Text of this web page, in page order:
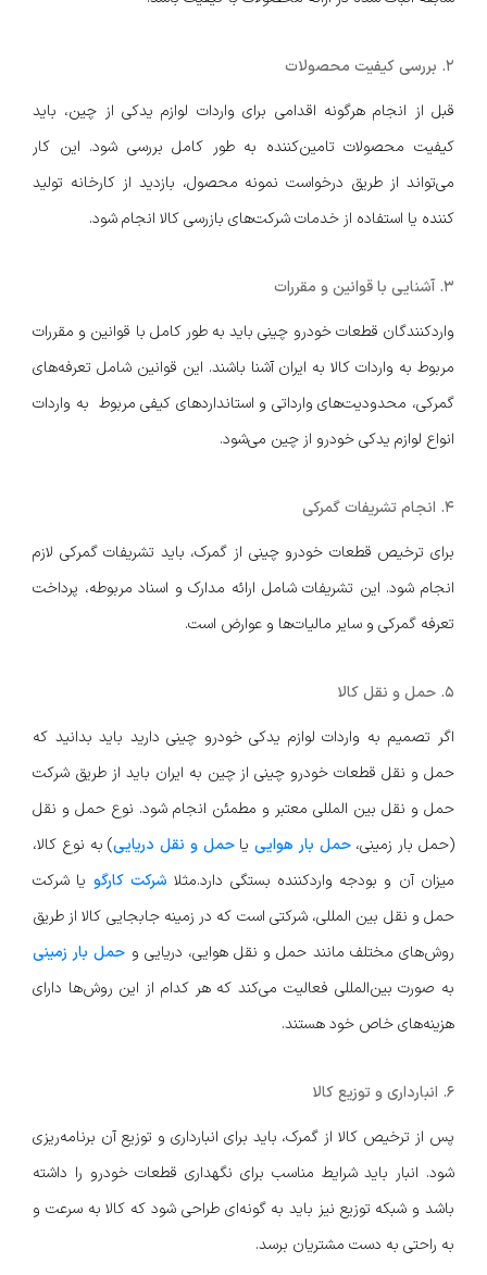
2. بررسی کیفیت محصولات
قبل از انجام هرگونه اقدامی برای واردات لوازم یدکی از چین، باید
کیفیت محصولات تامین‌کننده به طور کامل بررسی شود. این کار
می‌تواند از طریق درخواست نمونه محصول، بازدید از کارخانه تولید
کننده یا استفاده از خدمات شرکت‌های بازرسی کالا انجام شود.
3. آشنایی با قوانین و مقررات
واردکنندگان قطعات خودرو چینی باید به طور کامل با قوانین و مقررات
مربوط به واردات کالا به ایران آشنا باشند. این قوانین شامل تعرفه‌های
گمرکی، محدودیت‌های وارداتی و استانداردهای کیفی مربوط به واردات
انواع لوازم یدکی خودرو از چین می‌شود.
4. انجام تشریفات گمرکی
برای ترخیص قطعات خودرو چینی از گمرک، باید تشریفات گمرکی لازم
انجام شود. این تشریفات شامل ارائه مدارک و اسناد مربوطه، پرداخت
تعرفه گمرکی و سایر مالیات‌ها و عوارض است.
5. حمل و نقل کالا
اگر تصمیم به واردات لوازم یدکی خودرو چینی دارید باید بدانید که
حمل و نقل قطعات خودرو چینی از چین به ایران باید از طریق شرکت
حمل و نقل بین المللی معتبر و مطمئن انجام شود. نوع حمل و نقل
(حمل بار زمینی،حمل بار هوایییاحمل و نقل دریایی) به نوع کالا،
میزان آن و بودجه واردکننده بستگی دارد.مثلا شرکت کارگو یا شرکت
حمل و نقل بین المللی، شرکتی است که در زمینه جابجایی کالا از طریق
روش‌های مختلف مانند حمل و نقل هوایی، دریایی و حمل بار زمینی
به صورت بین‌المللی فعالیت می‌کند که هر کدام از این روش‌ها دارای
هزینه‌های خاص خود هستند.
6. انبارداری و توزیع کالا
پس از ترخیص کالا از گمرک، باید برای انبارداری و توزیع آن برنامه‌ریزی
شود. انبار باید شرایط مناسب برای نگهداری قطعات خودرو را داشته
باشد و شبکه توزیع نیز باید به گونه‌ای طراحی شود که کالا به سرعت و
به راحتی به دست مشتریان برسد.